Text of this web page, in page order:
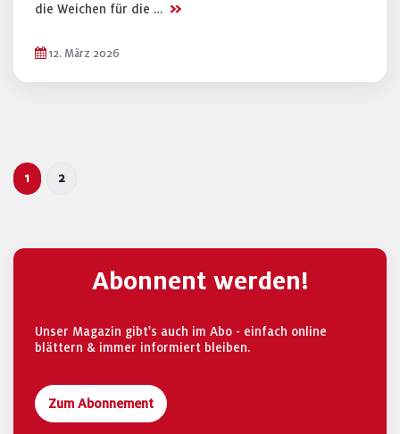
die Weichen für die … >>
12. März 2026
1 2
Abonnent werden!
Unser Magazin gibt's auch im Abo - einfach online
blättern & immer informiert bleiben.
Zum Abonnement